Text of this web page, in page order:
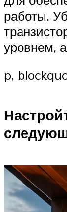
работы.
уровнем,
p,